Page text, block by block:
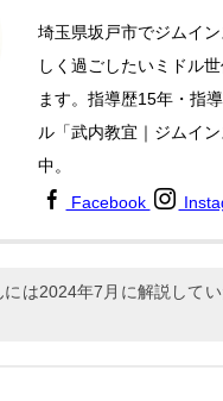
埼玉県坂戸市でジムイ
しく過ごしたいミドル
ます。指導歴15年・指
ル「武内教宜｜ジムイ
中。
Facebook
には2024年7月に解説して